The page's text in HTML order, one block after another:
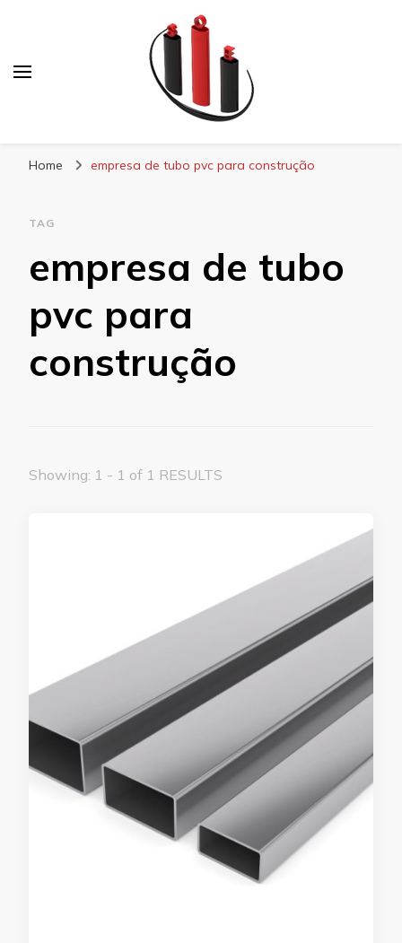
Home empresa de tubo pvc para construção
TAG
empresa de tubo
pvc para
construção
Showing: 1 - 1 of 1 RESULTS